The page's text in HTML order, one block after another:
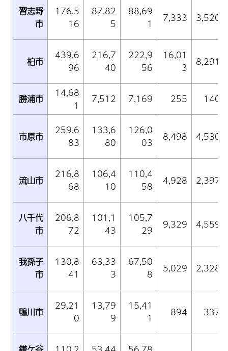
習志野
市
176,5
16
87,82
5
88,69
1
7,333 3,520
柏市
439,6
96
216,7
40
222,9
56
16,01
3
8,291
勝浦市
14,68
1
7,512 7,169 255 140
市原市
259,6
83
133,6
80
126,0
03
8,498 4,530
流山市
216,8
68
106,4
10
110,4
58
4,928 2,397
八千代
市
206,8
72
101,1
43
105,7
29
9,329 4,559
我孫子
市
130,8
41
63,33
3
67,50
8
5,029 2,328
鴨川市
29,21
0
13,79
9
15,41
1
894 337